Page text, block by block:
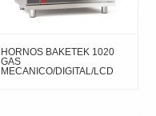
HORNOS BAKETEK 1020
GAS
MECANICO/DIGITAL/LCD